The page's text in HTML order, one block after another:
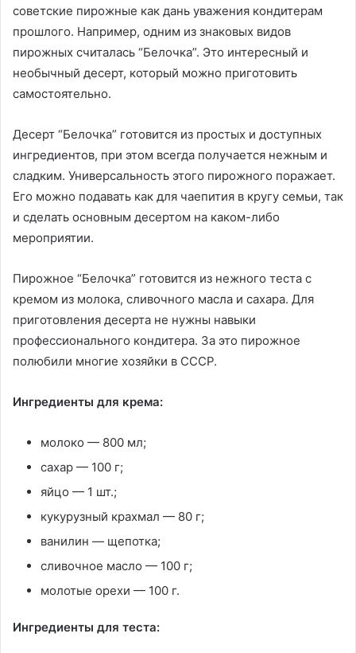
советские пирожные как дань уважения кондитерам
прошлого. Например, одним из знаковых видов
пирожных считалась “Белочка”. Это интересный и
необычный десерт, который можно приготовить
самостоятельно.
Десерт “Белочка” готовится из простых и доступных
ингредиентов, при этом всегда получается нежным и
сладким. Универсальность этого пирожного поражает.
Его можно подавать как для чаепития в кругу семьи, так
и сделать основным десертом на каком-либо
мероприятии.
Пирожное “Белочка” готовится из нежного теста с
кремом из молока, сливочного масла и сахара. Для
приготовления десерта не нужны навыки
профессионального кондитера. За это пирожное
полюбили многие хозяйки в СССР.
Ингредиенты для крема:
молоко — 800 мл;
сахар — 100 г;
яйцо — 1 шт.;
кукурузный крахмал — 80 г;
ванилин — щепотка;
сливочное масло — 100 г;
молотые орехи — 100 г.
Ингредиенты для теста: